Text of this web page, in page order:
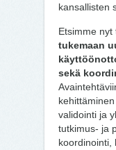
kansallisten
Etsimme nyt
tukemaan
sekä
validointi ja
tutkimus- ja
koordinointi,